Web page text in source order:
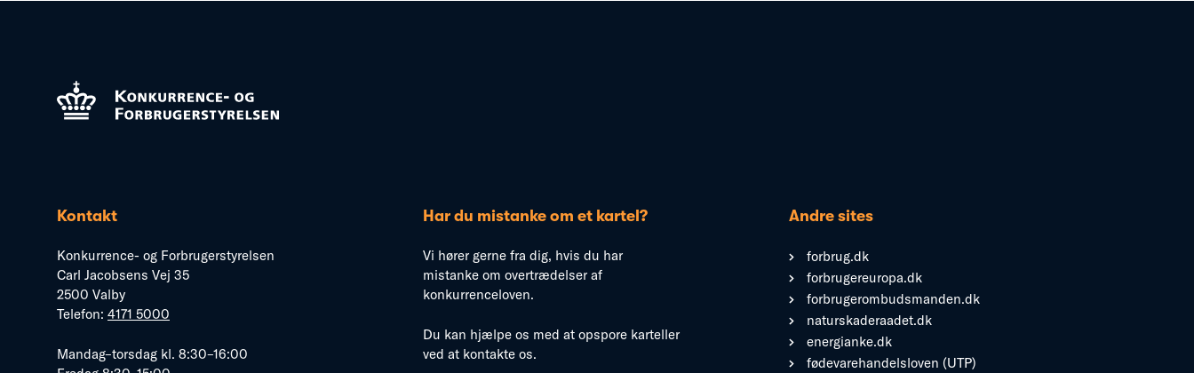
Kontakt
Konkurrence- og Forbrugerstyrelsen
Carl Jacobsens Vej 35
2500 Valby
Telefon: 4171 5000
Mandag–torsdag kl. 8:30–16:00
Har du mistanke om et kartel?
Vi hører gerne fra dig, hvis du har
mistanke om overtrædelser af
konkurrenceloven.
Du kan hjælpe os med at opspore karteller
ved at kontakte os.
Andre sites
forbrug.dk
forbrugereuropa.dk
forbrugerombudsmanden.dk
naturskaderaadet.dk
energianke.dk
fødevarehandelsloven (UTP)